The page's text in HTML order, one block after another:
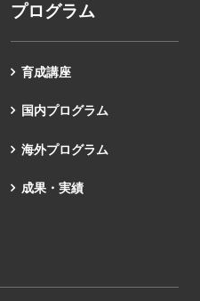
プログラム
育成講座
国内プログラム
海外プログラム
成果・実績